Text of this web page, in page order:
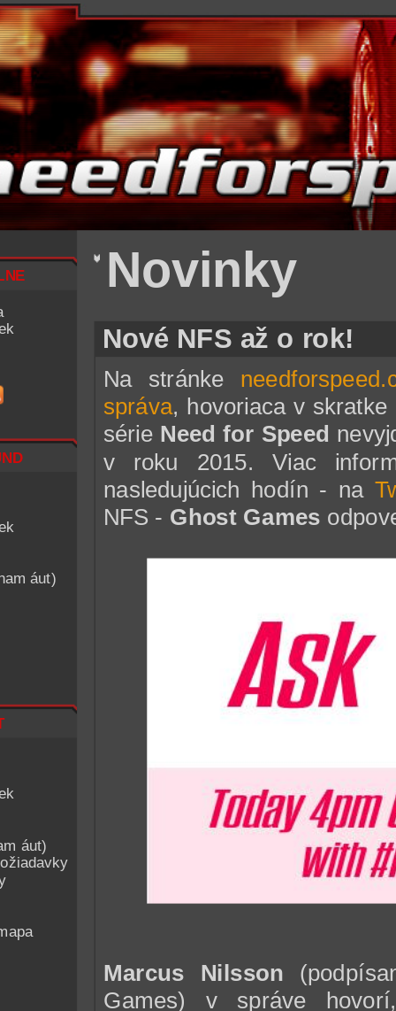
áut)
áut)
Novinky
Nové NFS až o rok!
Na stránke
správa, hovoriaca v
série Need for Speed
v roku 2015. Viac
nasledujúcich hodín - na
NFS - Ghost Games
Marcus Nilsson
Games) v správe